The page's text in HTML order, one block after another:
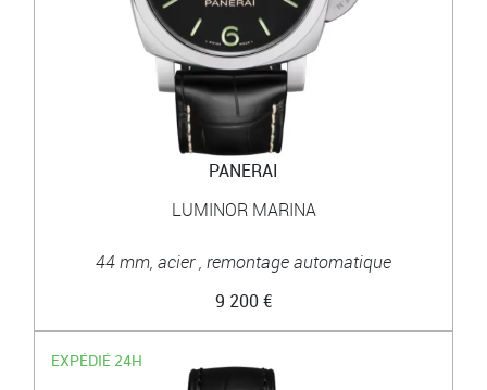
PANERAI
LUMINOR MARINA
44 mm, acier , remontage automatique
9 200 €
EXPÉDIÉ 24H